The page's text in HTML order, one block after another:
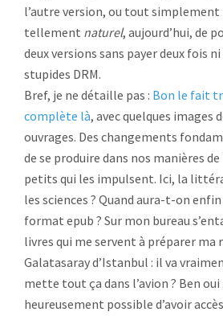
l’autre version, ou tout simplement
tellement naturel, aujourd’hui, de
deux versions sans payer deux fois
stupides DRM.
Bref, je ne détaille pas : Bon le fait
complète là, avec quelques images
ouvrages. Des changements
de se produire dans nos manières
petits qui les impulsent. Ici, la
les sciences ? Quand aura-t-on
format epub ? Sur mon bureau
livres qui me servent à préparer ma
Galatasaray d’Istanbul : il va
mette tout ça dans l’avion ? Ben oui
heureusement possible d’avoir